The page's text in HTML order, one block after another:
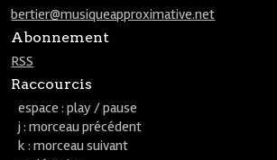
bertier@musiqueapproximative.net
Abonnement
RSS
Raccourcis
espace : play / pause
j : morceau précédent
k : morceau suivant